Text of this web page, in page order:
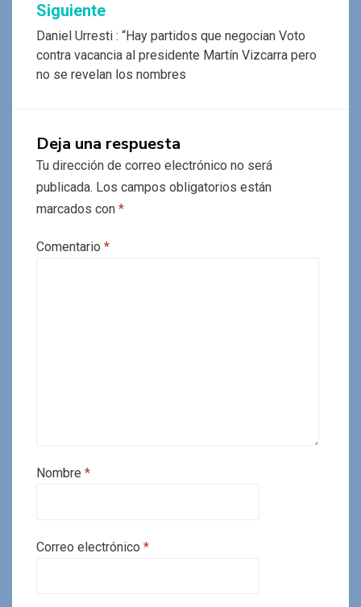
Siguiente
Daniel Urresti : “Hay partidos que negocian Voto
contra vacancia al presidente Martín Vizcarra pero
no se revelan los nombres
Deja una respuesta
Tu dirección de correo electrónico no será
publicada. Los campos obligatorios están
marcados con *
Comentario *
Nombre *
Correo electrónico *